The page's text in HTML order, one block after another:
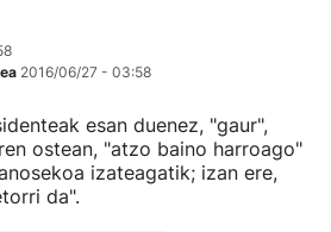
2016/06/27 - 03:58
esan duenez, "gaur",
ostean, "atzo baino harroago"
izateagatik; izan ere,
da".